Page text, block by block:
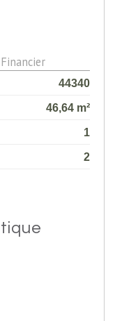
Financier
44340
46,64 m²
1
2